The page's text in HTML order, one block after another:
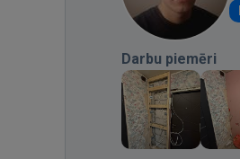
Darbu piemēri